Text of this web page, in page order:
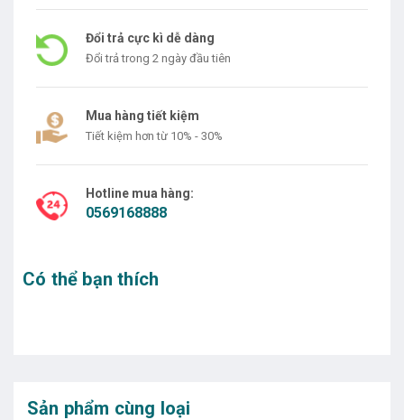
Đổi trả cực kì dễ dàng
Đổi trả trong 2 ngày đầu tiên
Mua hàng tiết kiệm
Tiết kiệm hơn từ 10% - 30%
Hotline mua hàng:
0569168888
Có thể bạn thích
Sản phẩm cùng loại